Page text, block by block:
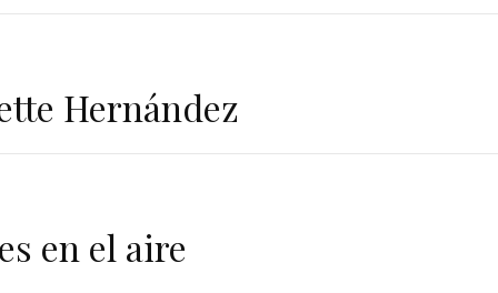
Hernández
en el aire